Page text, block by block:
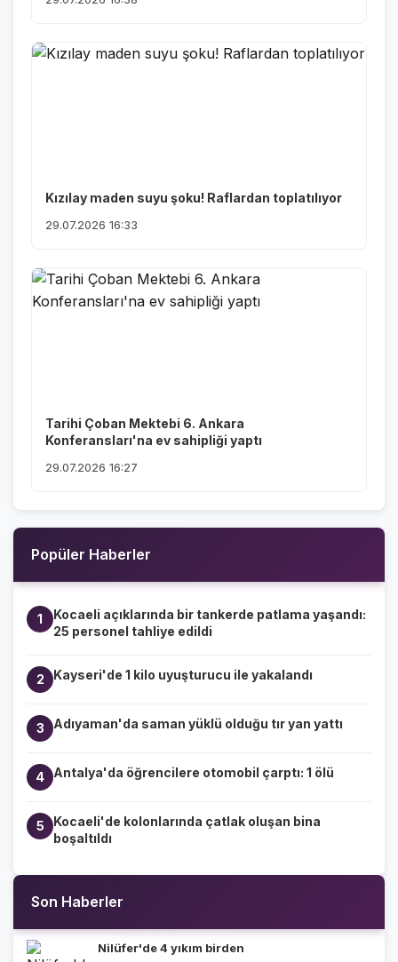
Kızılay maden suyu şoku! Raflardan toplatılıyor
29.07.2026 16:33
Tarihi Çoban Mektebi 6. Ankara
Konferansları'na ev sahipliği yaptı
29.07.2026 16:27
Popüler Haberler
1
Kocaeli açıklarında bir tankerde patlama yaşandı:
25 personel tahliye edildi
2 Kayseri'de 1 kilo uyuşturucu ile yakalandı
3 Adıyaman'da saman yüklü olduğu tır yan yattı
4 Antalya'da öğrencilere otomobil çarptı: 1 ölü
5
Kocaeli'de kolonlarında çatlak oluşan bina
boşaltıldı
Son Haberler
Nilüfer'de 4 yıkım birden